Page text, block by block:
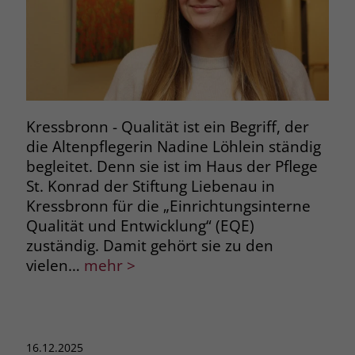
Kressbronn - Qualität ist ein Begriff, der
die Altenpflegerin Nadine Löhlein ständig
begleitet. Denn sie ist im Haus der Pflege
St. Konrad der Stiftung Liebenau in
Kressbronn für die „Einrichtungsinterne
Qualität und Entwicklung“ (EQE)
zuständig. Damit gehört sie zu den
vielen… mehr >
16.12.2025
Anbieter .fonts.net
30 Minuten
Zweck
This cookie, set by Cloudflare, is used to
support Cloudflare Bot Management.
Name JSessionID
Anbieter jobs.stiftung-liebenau.de
Laufzeit Session
_gcl_au
Google Ads
Laufzeit 90 Tage
Zweck Enthält eine zufallsgenerierte User-ID.
Name _gcl_aw
Anbieter Google Ads
Laufzeit